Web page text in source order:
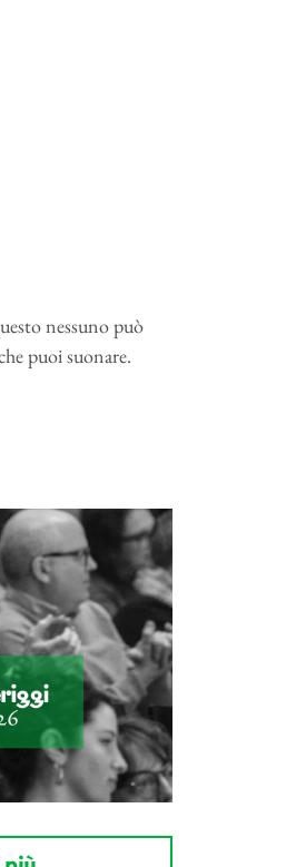
nessuno può
puoi suonare.